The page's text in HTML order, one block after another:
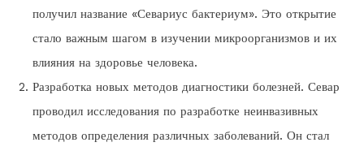
получил название «Севариус бактериум». Это открытие
стало важным шагом в изучении микроорганизмов и их
влияния на здоровье человека.
Разработка новых методов диагностики болезней. Севар
проводил исследования по разработке неинвазивных
методов определения различных заболеваний. Он стал